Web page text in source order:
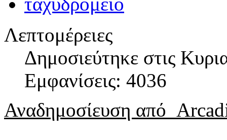
Λεπτομέρειες
Δημοσιεύτηκε στις
Εμφανίσεις: 4036
Αναδημοσίευση από